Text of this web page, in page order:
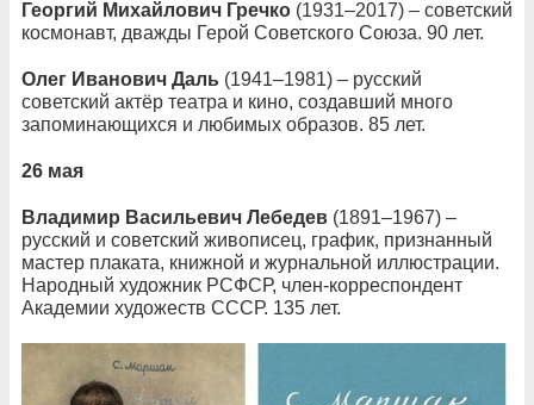
Георгий Михайлович Гречко (1931–2017) – советский
космонавт, дважды Герой Советского Союза. 90 лет.
Олег Иванович Даль (1941–1981) – русский
советский актёр театра и кино, создавший много
запоминающихся и любимых образов. 85 лет.
26 мая
Владимир Васильевич Лебедев (1891–1967) –
русский и советский живописец, график, признанный
мастер плаката, книжной и журнальной иллюстрации.
Народный художник РСФСР, член-корреспондент
Академии художеств СССР. 135 лет.